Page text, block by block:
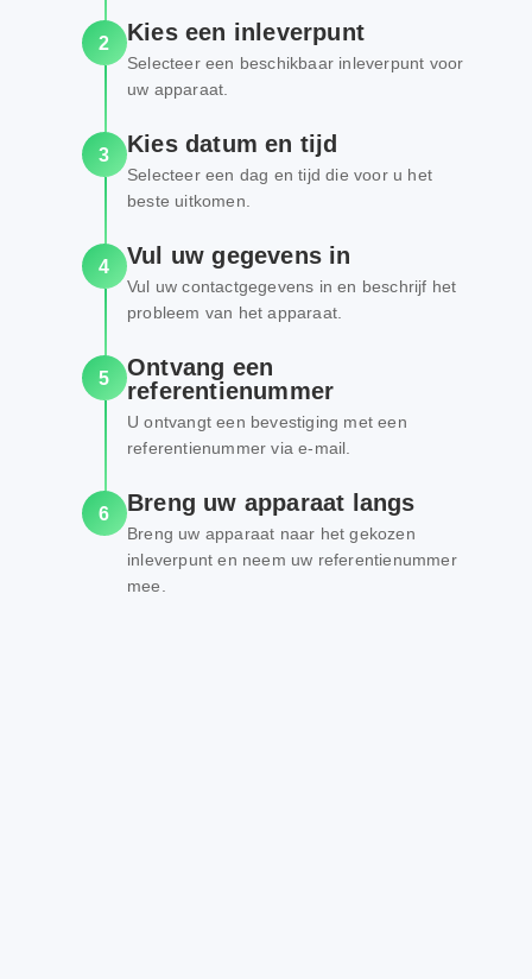
2 Kies een inleverpunt
Selecteer een beschikbaar inleverpunt voor
uw apparaat.
3 Kies datum en tijd
Selecteer een dag en tijd die voor u het
beste uitkomen.
4 Vul uw gegevens in
Vul uw contactgegevens in en beschrijf het
probleem van het apparaat.
5
Ontvang een
referentienummer
U ontvangt een bevestiging met een
referentienummer via e-mail.
6 Breng uw apparaat langs
Breng uw apparaat naar het gekozen
inleverpunt en neem uw referentienummer
mee.